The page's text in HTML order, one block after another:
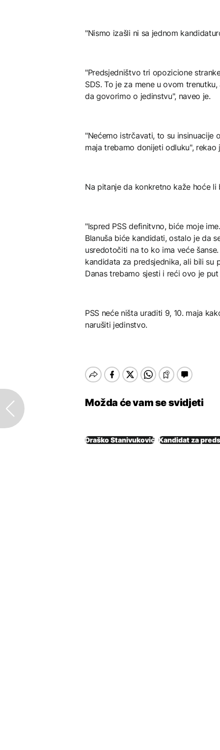
"Nismo izašli ni sa jednom
"Predsjedništvo tri opozicione
SDS. To je za mene u ovom
da govorimo o jedinstvu", naveo je.
"Nećemo istrčavati, to su insinuacije
maja trebamo donijeti odluku", rekao
Na pitanje da konkretno kaže hoće
"Ispred PSS definitvno, biće moje
Blanuša biće kandidati, ostalo je da
usredotočiti na to ko ima veće
kandidata za predsjednika, ali bili
Danas trebamo sjesti i reći ovo je
PSS neće ništa uraditi 9, 10. maja
narušiti jedinstvo.
Možda će vam se svidjeti
Draško Stanivuković Kandidat za